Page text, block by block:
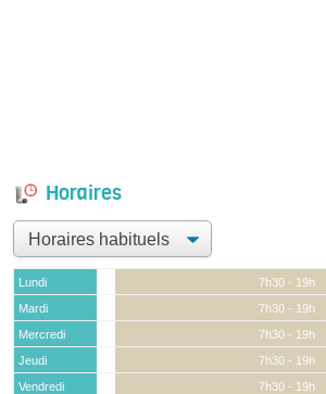
Horaires
Lundi
7h30 - 19h
Mardi
7h30 - 19h
Mercredi
7h30 - 19h
Jeudi
7h30 - 19h
Vendredi
7h30 - 19h